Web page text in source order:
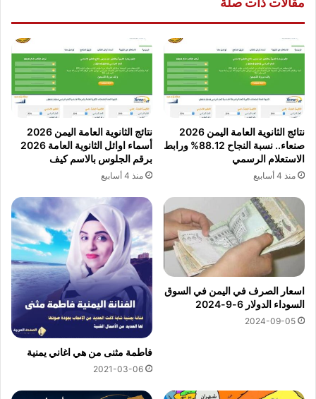
نتائج الثانوية العامة اليمن 2026
صنعاء.. نسبة النجاح 88.12% ورابط
الاستعلام الرسمي
منذ 4 أسابيع
نتائج الثانوية العامة اليمن 2026
أسماء اوائل الثانوية العامة 2026
برقم الجلوس بالاسم كيف
منذ 4 أسابيع
اسعار الصرف في اليمن في السوق
السوداء الدولار 6-9-2024
2024-09-05
فاطمة مثنى من هي اغاني يمنية
2021-03-06